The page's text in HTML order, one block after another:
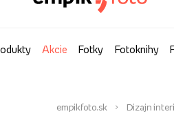
Akcie Fotky Fotoknihy
empikfoto.sk Dizajn